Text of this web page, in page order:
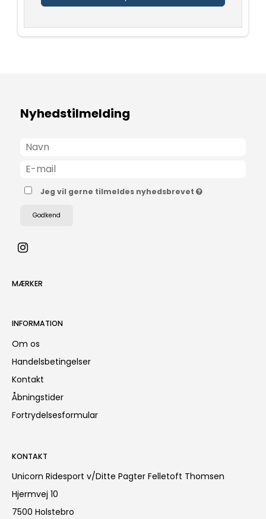
Nyhedstilmelding
Jeg vil gerne tilmeldes nyhedsbrevet
Godkend
MÆRKER
INFORMATION
Om os
Handelsbetingelser
Kontakt
Åbningstider
Fortrydelsesformular
KONTAKT
Unicorn Ridesport v/Ditte Pagter Felletoft Thomsen
Hjermvej 10
7500 Holstebro